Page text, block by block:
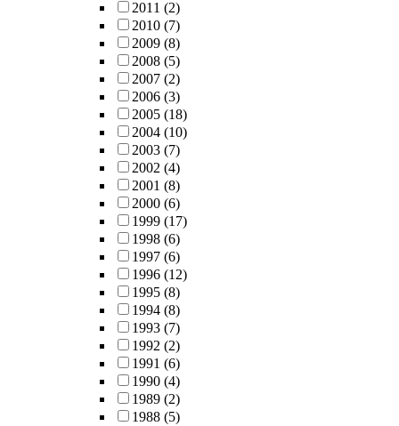
2011 (2)
2010 (7)
2009 (8)
2008 (5)
2007 (2)
2006 (3)
2005 (18)
2004 (10)
2003 (7)
2002 (4)
2001 (8)
2000 (6)
1999 (17)
1998 (6)
1997 (6)
1996 (12)
1995 (8)
1994 (8)
1993 (7)
1992 (2)
1991 (6)
1990 (4)
1989 (2)
1988 (5)